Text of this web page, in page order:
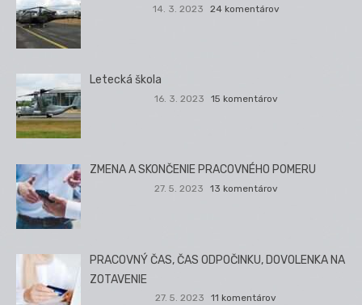
14. 3. 2023 24 komentárov
Letecká škola
16. 3. 2023 15 komentárov
ZMENA A SKONČENIE PRACOVNÉHO POMERU
27. 5. 2023 13 komentárov
PRACOVNÝ ČAS, ČAS ODPOČINKU, DOVOLENKA NA
ZOTAVENIE
27. 5. 2023 11 komentárov